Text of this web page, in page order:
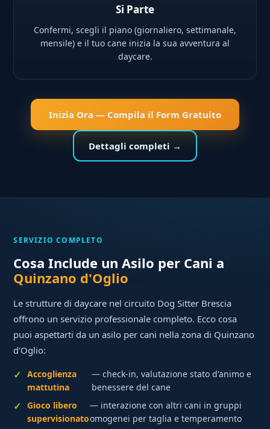
Si Parte
Confermi, scegli il piano (giornaliero, settimanale,
mensile) e il tuo cane inizia la sua avventura al
daycare.
Inizia Ora — Compila il Form Gratuito
Dettagli completi →
SERVIZIO COMPLETO
Cosa Include un Asilo per Cani a
Quinzano d'Oglio
Le strutture di daycare nel circuito Dog Sitter Brescia
offrono un servizio professionale completo. Ecco cosa
puoi aspettarti da un asilo per cani nella zona di Quinzano
d'Oglio:
Accoglienza
mattutina
— check-in, valutazione stato d'animo e
benessere del cane
Gioco libero
supervisionato
— interazione con altri cani in gruppi
omogenei per taglia e temperamento